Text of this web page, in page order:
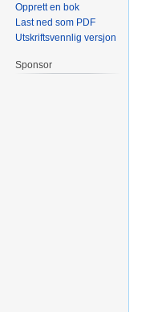
Opprett en bok
Last ned som PDF
Utskriftsvennlig versjon
Sponsor